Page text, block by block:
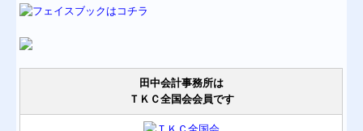
田中会計事務所は
ＴＫＣ全国会会員です